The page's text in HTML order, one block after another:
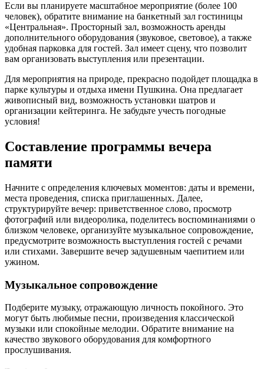
Если вы планируете масштабное мероприятие (более 100
человек), обратите внимание на банкетный зал гостиницы
«Центральная». Просторный зал, возможность аренды
дополнительного оборудования (звуковое, световое), а также
удобная парковка для гостей. Зал имеет сцену, что позволит
вам организовать выступления или презентации.
Для мероприятия на природе, прекрасно подойдет площадка в
парке культуры и отдыха имени Пушкина. Она предлагает
живописный вид, возможность установки шатров и
организации кейтеринга. Не забудьте учесть погодные
условия!
Составление программы вечера
памяти
Начните с определения ключевых моментов: даты и времени,
места проведения, списка приглашенных. Далее,
структурируйте вечер: приветственное слово, просмотр
фотографий или видеоролика, поделитесь воспоминаниями о
близком человеке, организуйте музыкальное сопровождение,
предусмотрите возможность выступления гостей с речами
или стихами. Завершите вечер задушевным чаепитием или
ужином.
Музыкальное сопровождение
Подберите музыку, отражающую личность покойного. Это
могут быть любимые песни, произведения классической
музыки или спокойные мелодии. Обратите внимание на
качество звукового оборудования для комфортного
прослушивания.